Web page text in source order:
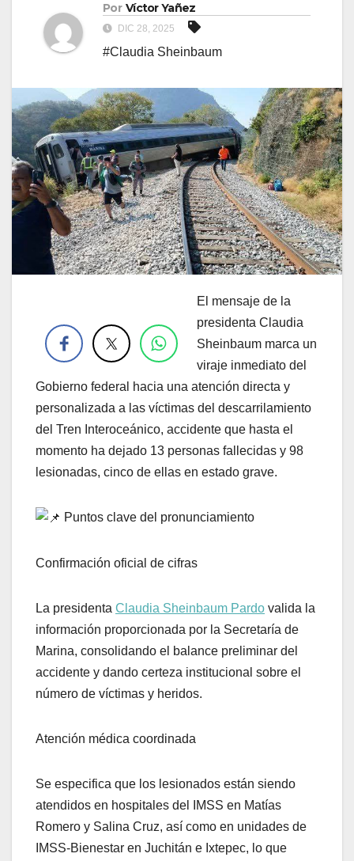
Por Víctor Yañez
DIC 28, 2025
#Claudia Sheinbaum
El mensaje de la
presidenta Claudia
Sheinbaum marca un
viraje inmediato del
Gobierno federal hacia una atención directa y
personalizada a las víctimas del descarrilamiento
del Tren Interoceánico, accidente que hasta el
momento ha dejado 13 personas fallecidas y 98
lesionadas, cinco de ellas en estado grave.
Puntos clave del pronunciamiento
Confirmación oficial de cifras
La presidenta Claudia Sheinbaum Pardo valida la
información proporcionada por la Secretaría de
Marina, consolidando el balance preliminar del
accidente y dando certeza institucional sobre el
número de víctimas y heridos.
Atención médica coordinada
Se especifica que los lesionados están siendo
atendidos en hospitales del IMSS en Matías
Romero y Salina Cruz, así como en unidades de
IMSS-Bienestar en Juchitán e Ixtepec, lo que